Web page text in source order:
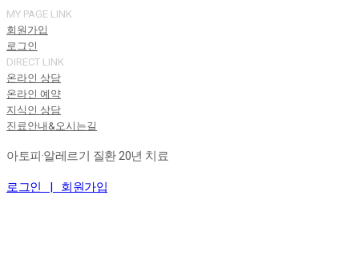
MY PAGE LINK
회원가입
로그인
DIRECT LINK
온라인 상담
온라인 예약
지식인 상담
진료안내&오시는길
아토피·알레르기 질환 20년 치료
로그인 | 회원가입